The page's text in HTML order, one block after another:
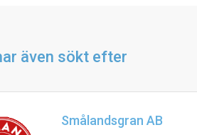
även sökt efter
Smålandsgran AB